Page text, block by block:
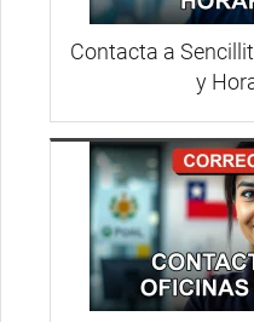
Contacta a
y